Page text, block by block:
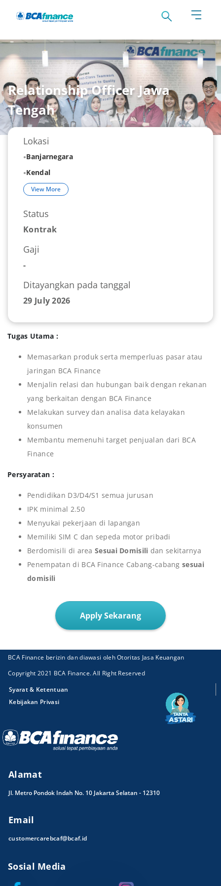
Relationship Officer Jawa
Tengah
Lokasi
Banjarnegara
Kendal
View More
Status
Kontrak
Gaji
-
Ditayangkan pada tanggal
29 July 2026
Tugas Utama :
Memasarkan produk serta memperluas pasar atau
jaringan BCA Finance
Menjalin relasi dan hubungan baik dengan rekanan
yang berkaitan dengan BCA Finance
Melakukan survey dan analisa data kelayakan
konsumen
Membantu memenuhi target penjualan dari BCA
Finance
Persyaratan :
Pendidikan D3/D4/S1 semua jurusan
IPK minimal 2.50
Menyukai pekerjaan di lapangan
Memiliki SIM C dan sepeda motor pribadi
Berdomisili di area Sesuai Domisili dan sekitarnya
Penempatan di BCA Finance Cabang-cabang sesuai
domisili
Apply Sekarang
BCA Finance berizin dan diawasi oleh Otoritas Jasa Keuangan
Copyright 2021 BCA Finance. All Right Reserved
Syarat & Ketentuan
Kebijakan Privasi
Alamat
Jl. Metro Pondok Indah No. 10 Jakarta Selatan - 12310
Email
customercarebcaf@bcaf.id
Sosial Media